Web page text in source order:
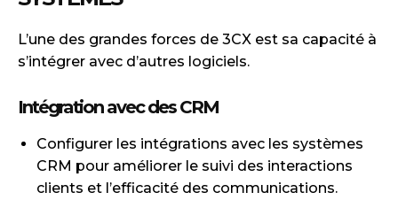
L’une des grandes forces de 3CX est sa capacité à
s’intégrer avec d’autres logiciels.
Intégration avec des CRM
Configurer les intégrations avec les systèmes
CRM pour améliorer le suivi des interactions
clients et l’efficacité des communications.